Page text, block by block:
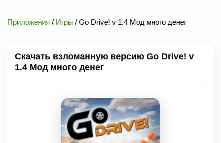
Приложения / Игры / Go Drive! v 1.4 Мод много денег
Скачать взломанную версию Go Drive! v
1.4 Мод много денег